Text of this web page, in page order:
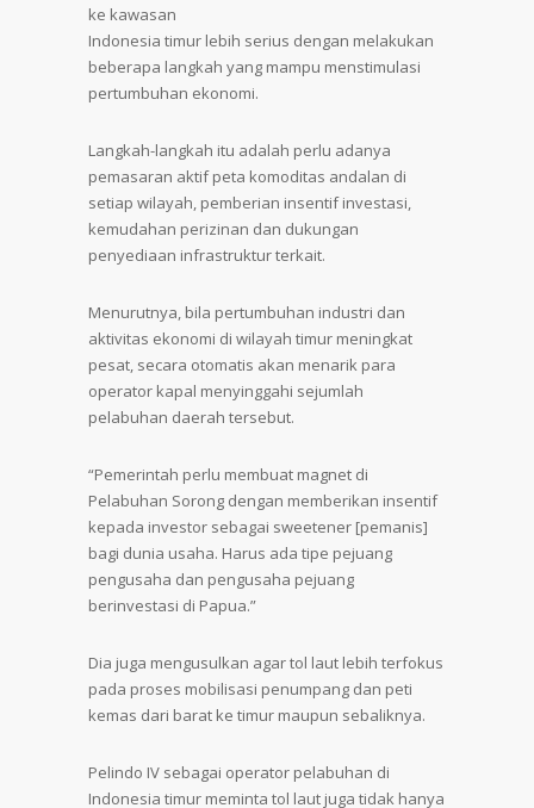
ke kawasan
Indonesia timur lebih serius dengan melakukan
beberapa langkah yang mampu menstimulasi
pertumbuhan ekonomi.
Langkah-langkah itu adalah perlu adanya
pemasaran aktif peta komoditas andalan di
setiap wilayah, pemberian insentif investasi,
kemudahan perizinan dan dukungan
penyediaan infrastruktur terkait.
Menurutnya, bila pertumbuhan industri dan
aktivitas ekonomi di wilayah timur meningkat
pesat, secara otomatis akan menarik para
operator kapal menyinggahi sejumlah
pelabuhan daerah tersebut.
“Pemerintah perlu membuat magnet di
Pelabuhan Sorong dengan memberikan insentif
kepada investor sebagai sweetener [pemanis]
bagi dunia usaha. Harus ada tipe pejuang
pengusaha dan pengusaha pejuang
berinvestasi di Papua.”
Dia juga mengusulkan agar tol laut lebih terfokus
pada proses mobilisasi penumpang dan peti
kemas dari barat ke timur maupun sebaliknya.
Pelindo IV sebagai operator pelabuhan di
Indonesia timur meminta tol laut juga tidak hanya